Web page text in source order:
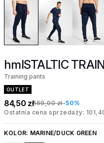
hmlSTALTIC
Training pants
OUTLET
84,50 zł169,00 zł-50%
Ostatnia cena sprzedaży:
KOLOR: MARINE/DUCK GREEN